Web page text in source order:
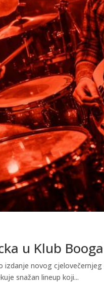
u Klub
novog
snažan lineup koji...